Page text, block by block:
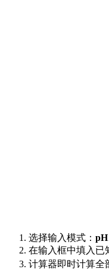
选择输入模式： pH
在输入框中填入已
计算器即时计算全